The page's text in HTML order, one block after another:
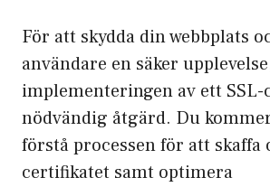
För att skydda din webbplats
användare en säker
implementeringen av ett
nödvändig åtgärd. Du
förstå processen för att
certifikatet samt optimera